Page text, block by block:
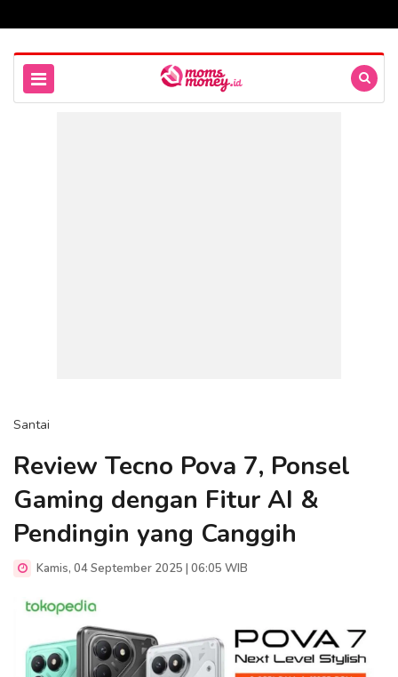
Santai
Review Tecno Pova 7, Ponsel
Gaming dengan Fitur AI &
Pendingin yang Canggih
Kamis, 04 September 2025 | 06:05 WIB